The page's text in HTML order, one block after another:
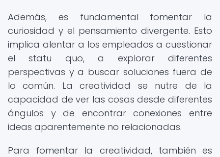
Además, es fundamental fomentar la
curiosidad y el pensamiento divergente. Esto
implica alentar a los empleados a cuestionar
el statu quo, a explorar diferentes
perspectivas y a buscar soluciones fuera de
lo común. La creatividad se nutre de la
capacidad de ver las cosas desde diferentes
ángulos y de encontrar conexiones entre
ideas aparentemente no relacionadas.
Para fomentar la creatividad, también es